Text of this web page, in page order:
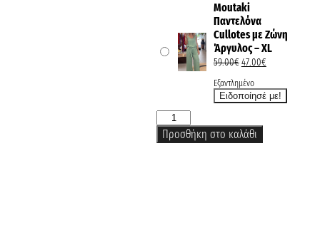
Moutaki
Παντελόνα
Cullotes με Ζώνη
Άργυλος – XL
59.00€47.00€
Εξαντλημένο
Προσθήκη στο καλάθι